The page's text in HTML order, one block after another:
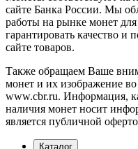
сайте Банка России. Мы
работы на рынке монет
гарантировать качество
сайте товаров.
Также обращаем Ваше
монет и их изображение
www.cbr.ru. Информация,
наличия монет носит
является публичной
Каталог